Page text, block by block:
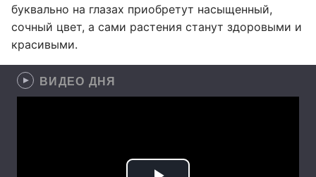
буквально на глазах приобретут насыщенный,
сочный цвет, а сами растения станут здоровыми и
красивыми.
ВИДЕО ДНЯ